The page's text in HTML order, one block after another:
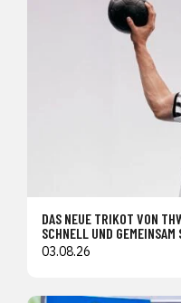
DAS NEUE TRIKOT VON
SCHNELL UND GEMEINSAM
03.08.26